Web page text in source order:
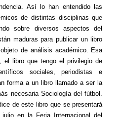
Así lo han entendido las
de distintas disciplinas que
sobre diversos aspectos del
maduras para publicar un libro
de análisis académico. Esa
el libro que tengo el privilegio de
sociales, periodistas e
forma a un libro llamado a ser la
necesaria Sociología del fútbol.
de este libro que se presentará
en la Feria Internacional del